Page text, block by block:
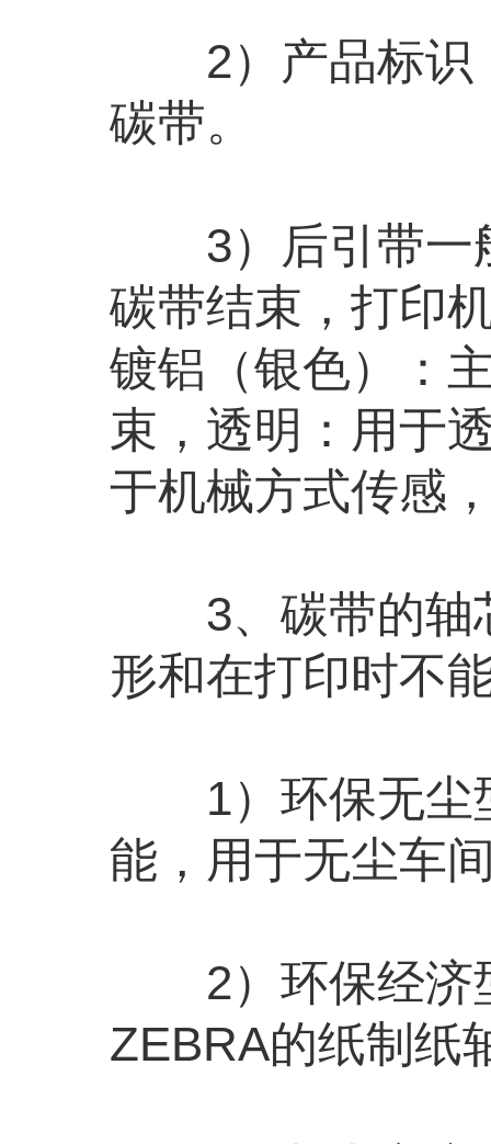
2）产品标识：
碳带。
3）后引带一般
碳带结束，打印
镀铝（银色）：
束，透明：用于
于机械方式传感
3、碳带的轴芯
形和在打印时不
1）环保无尘型
能，用于无尘车
2）环保经济型
ZEBRA的纸制纸